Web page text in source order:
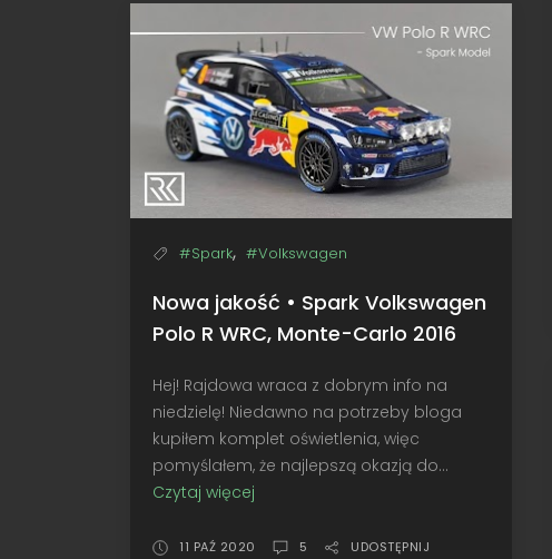
Volkswagen
ID.
R,
Pikes
Peak
2018,
#Spark, #Volkswagen
Nowa jakość • Spark Volkswagen
Polo R WRC, Monte-Carlo 2016
Hej! Rajdowa wraca z dobrym info na
niedzielę! Niedawno na potrzeby bloga
kupiłem komplet oświetlenia, więc
pomyślałem, że najlepszą okazją do...
Czytaj więcej
11 PAŹ 2020 5 UDOSTĘPNIJ